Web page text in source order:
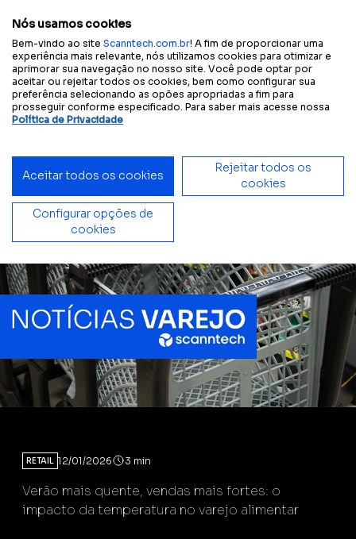
experiência acessível:
Início Blog Verão mais quente, vendas mais fortes: o impacto da temperatura no varejo alimentar
RETAIL 12/01/2026 3 min
Verão mais quente, vendas mais fortes: o
impacto da temperatura no varejo alimentar
Nós usamos cookies
Bem-vindo ao site Scanntech.com.br! A fim de proporcionar uma
experiência mais relevante, nós utilizamos cookies para otimizar e
aprimorar sua navegação no nosso site. Você pode optar por
aceitar ou rejeitar todos os cookies, bem como configurar sua
preferência selecionando as opões apropriadas a fim para
prosseguir conforme especificado. Para saber mais acesse nossa
Política de Privacidade
Aceitar todos os cookies
Rejeitar todos os
cookies
Configurar opções de
cookies